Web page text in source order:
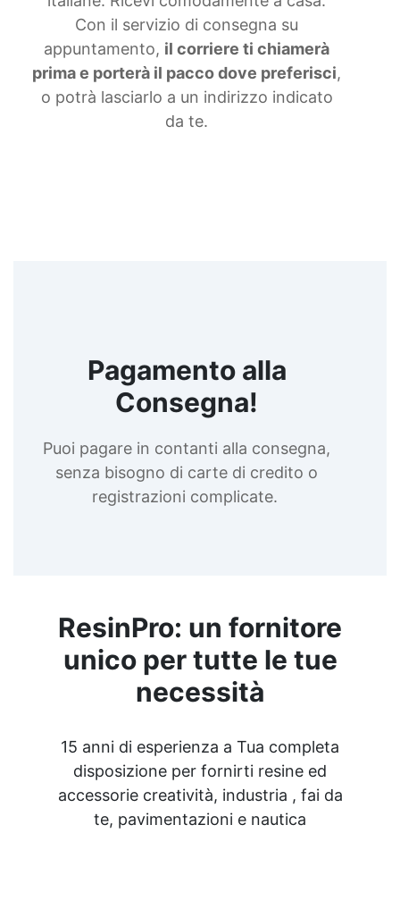
siliconiche Gomma liquida trasparente Gomma
per stampi Gomma siliconica resistente Gomma
siliconica per stampi complessi Gomma siliconica
liquida Gomma siliconica morbida Gomma colata
Gomma siliconica per calchi resistenti Gomma
siliconica Gomma siliconica antiaderente See all
articles →
Con il servizio di consegna su
appuntamento, il corriere ti chiamerà
prima e porterà il pacco dove preferisci,
o potrà lasciarlo a un indirizzo indicato
da te.
Pagamento alla
Consegna!
Puoi pagare in contanti alla consegna,
senza bisogno di carte di credito o
registrazioni complicate.
ResinPro: un fornitore
unico per tutte le tue
necessità
15 anni di esperienza a Tua completa
disposizione per fornirti resine ed
accessorie creatività, industria , fai da
te, pavimentazioni e nautica